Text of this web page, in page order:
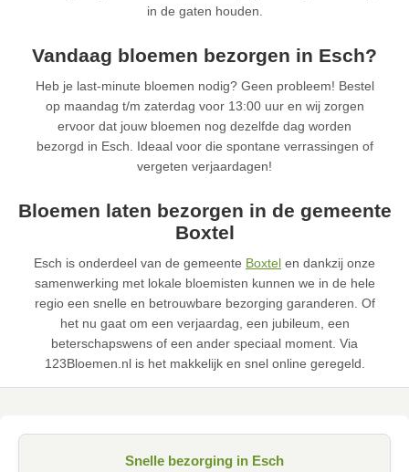
in de gaten houden.
Vandaag bloemen bezorgen in Esch?
Heb je last-minute bloemen nodig? Geen probleem! Bestel
op maandag t/m zaterdag voor 13:00 uur en wij zorgen
ervoor dat jouw bloemen nog dezelfde dag worden
bezorgd in Esch. Ideaal voor die spontane verrassingen of
vergeten verjaardagen!
Bloemen laten bezorgen in de gemeente
Boxtel
Esch is onderdeel van de gemeente Boxtel en dankzij onze
samenwerking met lokale bloemisten kunnen we in de hele
regio een snelle en betrouwbare bezorging garanderen. Of
het nu gaat om een verjaardag, een jubileum, een
beterschapswens of een ander speciaal moment. Via
123Bloemen.nl is het makkelijk en snel online geregeld.
Snelle bezorging in Esch